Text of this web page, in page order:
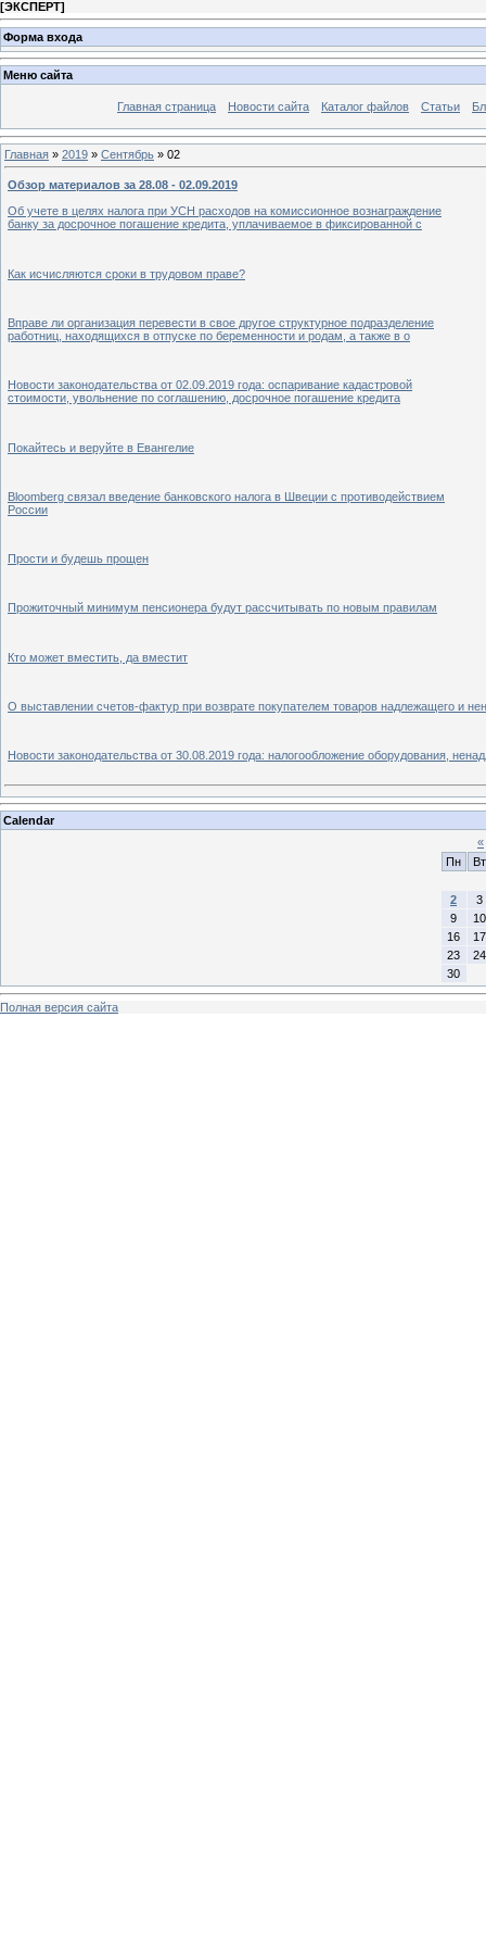
[ЭКСПЕРТ]
Форма входа
Меню сайта
Главная страница Новости сайта Каталог файлов Статьи
Главная » 2019 » Сентябрь » 02
Обзор материалов за 28.08 - 02.09.2019
Об учете в целях налога при УСН расходов на комиссионное вознаграждение
банку за досрочное погашение кредита, уплачиваемое в фиксированной с
Как исчисляются сроки в трудовом праве?
Вправе ли организация перевести в свое другое структурное подразделение
работниц, находящихся в отпуске по беременности и родам, а также в о
Новости законодательства от 02.09.2019 года: оспаривание кадастровой
стоимости, увольнение по соглашению, досрочное погашение кредита
Покайтесь и веруйте в Евангелие
Bloomberg связал введение банковского налога в Швеции с противодействием
России
Прости и будешь прощен
Прожиточный минимум пенсионера будут рассчитывать по новым правилам
Кто может вместить, да вместит
О выставлении счетов-фактур при возврате покупателем товаров надлежащего и
Новости законодательства от 30.08.2019 года: налогообложение оборудования,
Calendar
«
Пн
Вт
2
3
9
10
16
17
23
24
30
Полная версия сайта